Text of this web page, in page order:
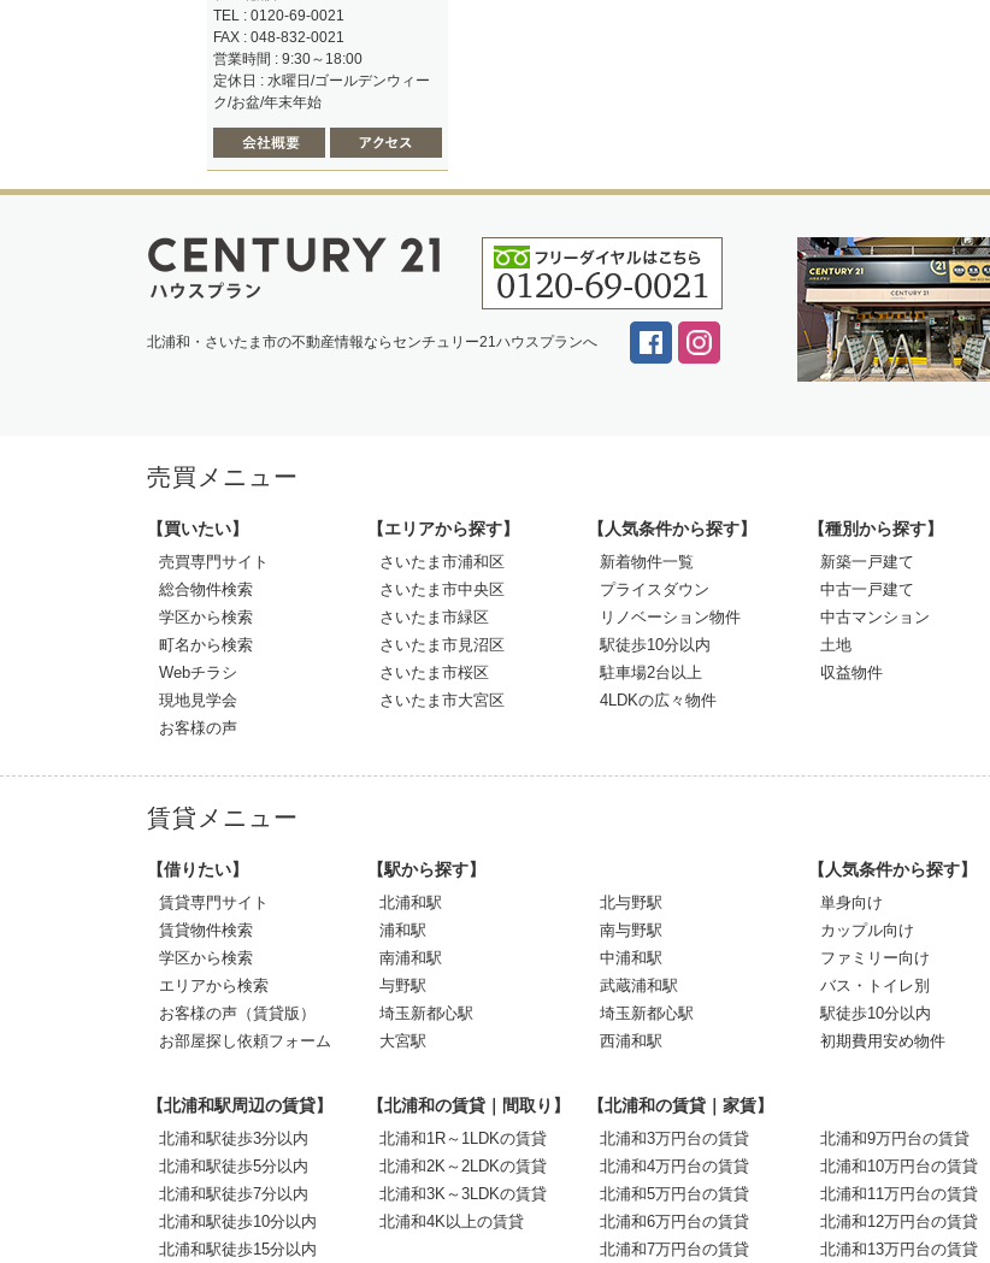
TEL : 0120-69-0021
FAX : 048-832-0021
営業時間 : 9:30～18:00
定休日 : 水曜日/ゴールデンウィー
ク/お盆/年末年始
北浦和・さいたま市の不動産情報ならセンチュリー21ハウスプランへ
売買メニュー
【買いたい】
売買専門サイト
総合物件検索
学区から検索
町名から検索
Webチラシ
現地見学会
お客様の声
【エリアから探す】
さいたま市浦和区
さいたま市中央区
さいたま市緑区
さいたま市見沼区
さいたま市桜区
さいたま市大宮区
【人気条件から探す】
新着物件一覧
プライスダウン
リノベーション物件
駅徒歩10分以内
駐車場2台以上
4LDKの広々物件
【種別から探す】
新築一戸建て
中古一戸建て
中古マンション
土地
収益物件
賃貸メニュー
【借りたい】
賃貸専門サイト
賃貸物件検索
学区から検索
エリアから検索
お客様の声（賃貸版）
お部屋探し依頼フォーム
【駅から探す】
北浦和駅
浦和駅
南浦和駅
与野駅
埼玉新都心駅
大宮駅
北与野駅
南与野駅
中浦和駅
武蔵浦和駅
埼玉新都心駅
西浦和駅
【人気条件から探す】
単身向け
カップル向け
ファミリー向け
バス・トイレ別
駅徒歩10分以内
初期費用安め物件
【北浦和駅周辺の賃貸】
北浦和駅徒歩3分以内
北浦和駅徒歩5分以内
北浦和駅徒歩7分以内
北浦和駅徒歩10分以内
北浦和駅徒歩15分以内
【北浦和の賃貸｜間取り】
北浦和1R～1LDKの賃貸
北浦和2K～2LDKの賃貸
北浦和3K～3LDKの賃貸
北浦和4K以上の賃貸
【北浦和の賃貸｜家賃】
北浦和3万円台の賃貸
北浦和4万円台の賃貸
北浦和5万円台の賃貸
北浦和6万円台の賃貸
北浦和7万円台の賃貸
北浦和9万円台の賃貸
北浦和10万円台の賃貸
北浦和11万円台の賃貸
北浦和12万円台の賃貸
北浦和13万円台の賃貸